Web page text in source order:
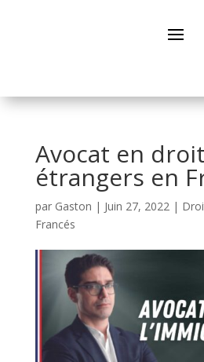
Avocat en
étrangers en
par Gaston | Juin 27, 2022 |
Francés